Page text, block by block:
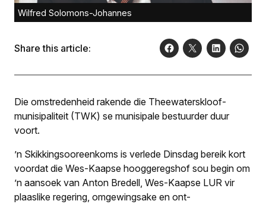
Wilfred Solomons-Johannes
Share this article:
Die omstredenheid rakende die Theewaterskloof-
munisipaliteit (TWK) se munisipale bestuurder duur
voort.
’n Skikkings­ooreenkoms is verlede Dinsdag bereik kort
voordat die Wes-Kaapse hooggeregshof sou begin om
’n aansoek van Anton Bredell, Wes-Kaapse LUR vir
plaaslike regering, omgewingsake en ont­